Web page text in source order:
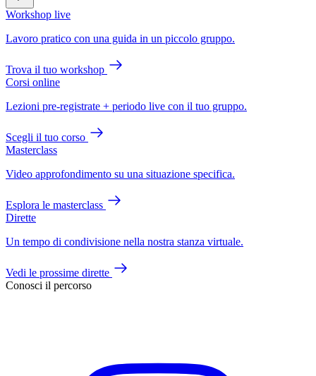
Workshop live
Lavoro pratico con una guida in un piccolo gruppo.
Trova il tuo workshop
Corsi online
Lezioni pre-registrate + periodo live con il tuo gruppo.
Scegli il tuo corso
Masterclass
Video approfondimento su una situazione specifica.
Esplora le masterclass
Dirette
Un tempo di condivisione nella nostra stanza virtuale.
Vedi le prossime dirette
Conosci il percorso